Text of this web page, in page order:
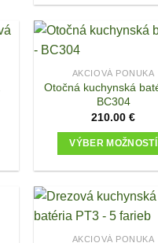
page
has
variants.
The
options
may
be
the
product
AKCIOVÁ PONUKA
Otočná kuchynská
BC304
210.00€
VÝBER MOŽNOSTÍ
has
multiple
variants.
AKCIOVÁ PONUKA